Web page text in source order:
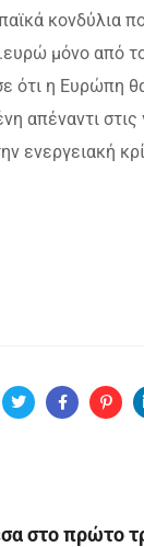
κονδύλια
μόνο από
ότι η Ευρώπη
απέναντι στις
ενεργειακή
στο πρώτο